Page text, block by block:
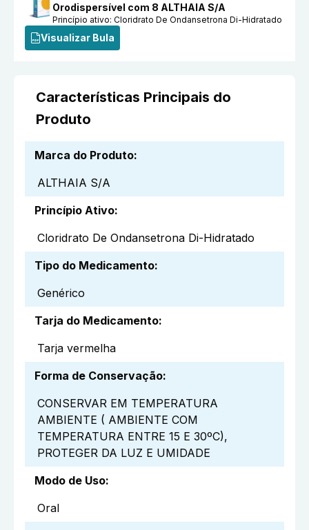
Orodispersível com 8 ALTHAIA S/A
Princípio ativo:Cloridrato De Ondansetrona Di-Hidratado
Visualizar Bula
Características Principais do
Produto
Marca do Produto:
ALTHAIA S/A
Princípio Ativo:
Cloridrato De Ondansetrona Di-Hidratado
Tipo do Medicamento:
Genérico
Tarja do Medicamento:
Tarja vermelha
Forma de Conservação:
CONSERVAR EM TEMPERATURA
AMBIENTE ( AMBIENTE COM
TEMPERATURA ENTRE 15 E 30ºC),
PROTEGER DA LUZ E UMIDADE
Modo de Uso:
Oral